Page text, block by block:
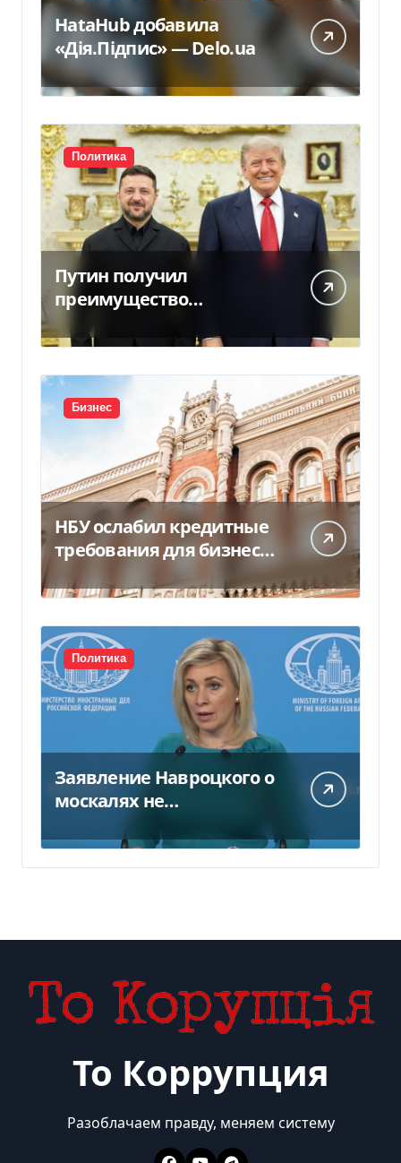
HataHub добавила
«Дія.Підпис» — Delo.ua
Политика
Путин получил
преимущество
благодаря действиям
США
Бизнес
НБУ ослабил кредитные
требования для бизнеса
и аграриев из-за атак РФ
Политика
Заявление Навроцкого о
москалях не
То Коррупция
Разоблачаем правду, меняем систему